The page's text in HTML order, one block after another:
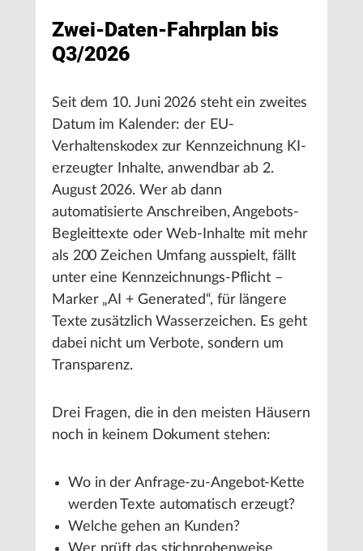
Zwei-Daten-Fahrplan bis
Q3/2026
Seit dem 10. Juni 2026 steht ein zweites
Datum im Kalender: der EU-
Verhaltenskodex zur Kennzeichnung KI-
erzeugter Inhalte, anwendbar ab 2.
August 2026. Wer ab dann
automatisierte Anschreiben, Angebots-
Begleittexte oder Web-Inhalte mit mehr
als 200 Zeichen Umfang ausspielt, fällt
unter eine Kennzeichnungs-Pflicht –
Marker „AI + Generated“, für längere
Texte zusätzlich Wasserzeichen. Es geht
dabei nicht um Verbote, sondern um
Transparenz.
Drei Fragen, die in den meisten Häusern
noch in keinem Dokument stehen:
Wo in der Anfrage-zu-Angebot-Kette
werden Texte automatisch erzeugt?
Welche gehen an Kunden?